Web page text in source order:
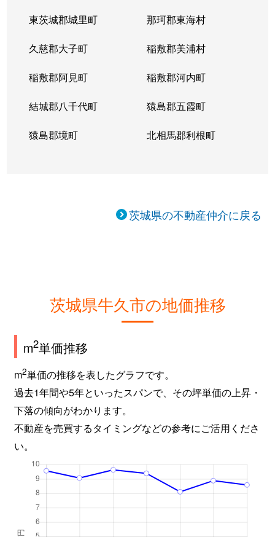
東茨城郡城里町 那珂郡東海村
久慈郡大子町 稲敷郡美浦村
稲敷郡阿見町 稲敷郡河内町
結城郡八千代町 猿島郡五霞町
猿島郡境町 北相馬郡利根町
茨城県の不動産仲介に戻る
茨城県牛久市の地価推移
m2単価推移
m2単価の推移を表したグラフです。
過去1年間や5年といったスパンで、その坪単価の上昇・
下落の傾向がわかります。
不動産を売買するタイミングなどの参考にご活用くださ
い。